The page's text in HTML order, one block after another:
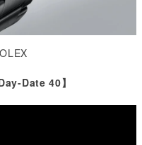
Date 40】